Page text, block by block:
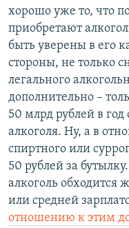
хорошо уже то, что
приобретают
быть уверены в его
стороны, не только
легального
дополнительно –
50 млрд рублей в
алкоголя. Ну, а в
спиртного или
50 рублей за
алкоголь
или средней
отношению к этим